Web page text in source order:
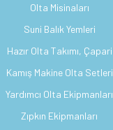
Olta Misinaları
Suni Balık Yemleri
Hazır Olta Takımı, Çapari
Kamış Makine Olta Setleri
Yardımcı Olta Ekipmanları
Zıpkın Ekipmanları